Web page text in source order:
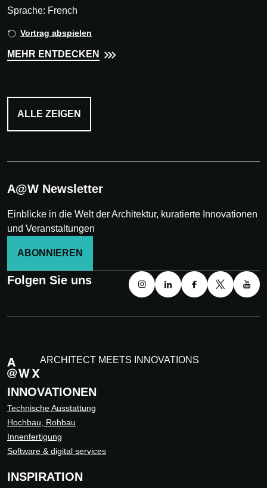
Sprache: French
Vortrag abspielen
MEHR ENTDECKEN
ALLE ZEIGEN
A@W Newsletter
Einblicke in die Welt der Architektur, kuratierte Innovationen
und Veranstaltungen
ABONNIEREN
Folgen Sie uns
ARCHITECT MEETS INNOVATIONS
INNOVATIONEN
Technische Ausstattung
Hochbau, Rohbau
Innenfertigung
Software & digital services
INSPIRATION